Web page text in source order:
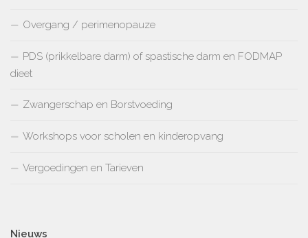
Overgang / perimenopauze
PDS (prikkelbare darm) of spastische darm en FODMAP
dieet
Zwangerschap en Borstvoeding
Workshops voor scholen en kinderopvang
Vergoedingen en Tarieven
Nieuws